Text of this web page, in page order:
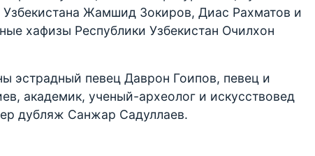
Жамшид Зокиров, Диас Рахматов и
хафизы Республики Узбекистан Очилхон
эстрадный певец Даврон Гоипов, певец и
академик, ученый-археолог и искусствовед
дубляж Санжар Садуллаев.